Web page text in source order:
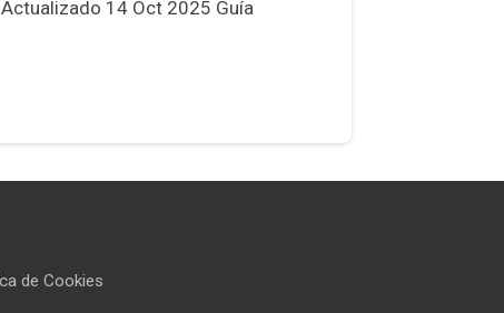
Actualizado 14 Oct 2025 Guía
de Cookies